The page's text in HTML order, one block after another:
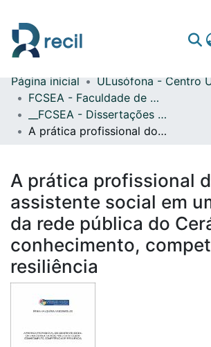
Comunidades & Coleções
Percorrer repositório
Página inicial
FCSEA - Faculdade de Ciências Sociais, Educação e Administração
__FCSEA - Dissertações de Mestrado
A prática profissional do assistente social em uma escola da rede pública do Cerá : conhecimento, competências e resiliência
A prática profissional
assistente social em
da rede pública do
conhecimento,
resiliência